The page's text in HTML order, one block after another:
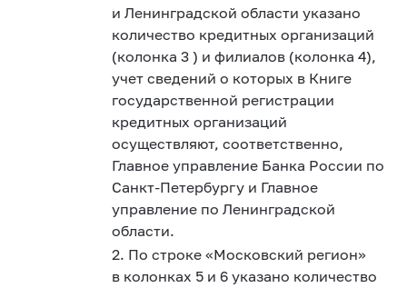
и Ленинградской области указано
количество кредитных организаций
(колонка 3 ) и филиалов (колонка 4),
учет сведений о которых в Книге
государственной регистрации
кредитных организаций
осуществляют, соответственно,
Главное управление Банка России по
Санкт-Петербургу и Главное
управление по Ленинградской
области.
2. По строке «Московский регион»
в колонках 5 и 6 указано количество